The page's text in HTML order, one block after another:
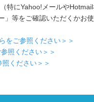
特にYahoo!メールや
」等をご確認いただくかお
をご参照ください＞＞
照ください＞＞
ください＞＞